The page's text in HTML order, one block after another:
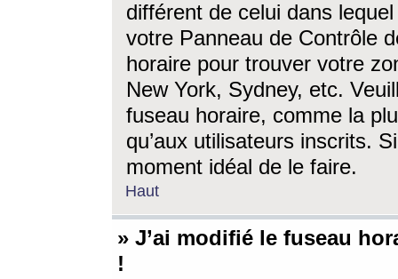
différent de celui dans
votre Panneau de Contrôle
horaire pour trouver votre
New York, Sydney, etc.
fuseau horaire, comme la
qu’aux utilisateurs inscrits.
moment idéal de le faire.
Haut
» J’ai modifié le fuseau
!